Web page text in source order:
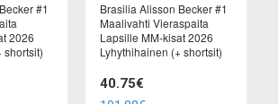
#1
2026
shortsit)
Brasilia Alisson Becker #1
Maalivahti Vieraspaita
Lapsille MM-kisat 2026
Lyhythihainen (+ shortsit)
40.75€